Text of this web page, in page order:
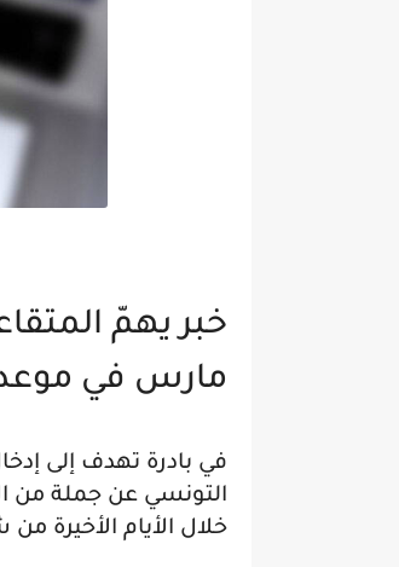
خبر يهمّ
مارس في
في بادرة تهدف إلى
التونسي عن جملة من
خلال الأيام الأخيرة